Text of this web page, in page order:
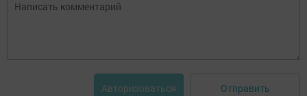
Авторизоваться Отправить